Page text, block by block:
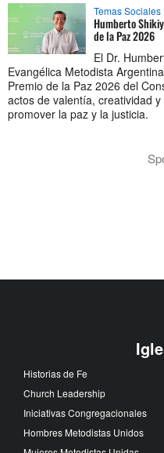
Temas Sociales
Humberto
de la Paz 2026
El Dr.
Evangélica Metodista
Premio de la Paz 2026 del
actos de valentía, creatividad
promover la paz y la justicia.
Historias de Fe
Church Leadership
Iniciativas Congregacionales
Hombres Metodistas Unidos